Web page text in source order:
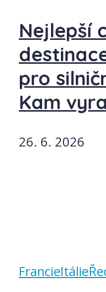
Nejlepší
pro
Kam
26. 6. 2026
FrancieItálie